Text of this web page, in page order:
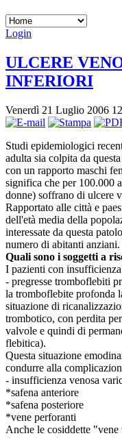
Login
ULCERE
INFERIORI
Venerdì 21 Luglio 2006
Studi epidemiologici
adulta sia colpita da
con un rapporto maschi
significa che per 100.000
donne) soffrano di ulcere
Rapportato alle città e
dell'età media della
interessate da questa
numero di abitanti anziani.
Quali sono i soggetti a
I pazienti con
- pregresse tromboflebiti
la tromboflebite profonda
situazione di
trombotico, con perdita
valvole e quindi di
flebitica).
Questa situazione
condurre alla
- insufficienza venosa
*safena anteriore
*safena posteriore
*vene perforanti
Anche le cosiddette